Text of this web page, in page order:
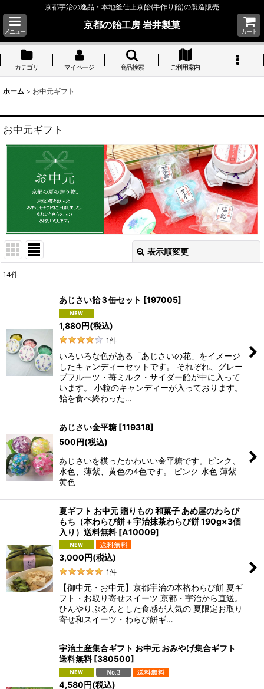
京都宇治の逸品・本地釜仕上京飴(手作り飴)の製造販売
メニュー
京都の飴工房 岩井製菓
カート
カテゴリ マイページ 商品検索 ご利用案内
ホーム > お中元ギフト
お中元ギフト
表示順変更
14件
あじさい飴３缶セット [197005]
1,880円(税込)
1件
いろいろな色がある「あじさいの花」をイメージ
したキャンディーセットです。 それぞれ、グレー
プフルーツ・苺ミルク・サイダー飴が中に入って
います。 小粒のキャンディーが入っております。
飴を食べ終わった…
あじさい金平糖 [119318]
500円(税込)
あじさいを模ったかわいい金平糖です。ピンク、
水色、薄紫、黄色の4色です。 ピンク 水色 薄紫
黄色
夏ギフト お中元 贈りもの 和菓子 あめ屋のわらび
もち（本わらび餅＋宇治抹茶わらび餅 190g×3個
入り）送料無料 [A10009]
3,000円(税込)
1件
【御中元・お中元】京都宇治の本格わらび餅 夏ギ
フト・お取り寄せスイーツ 京都・宇治から直送。
ひんやりぷるんとした食感が人気の 夏限定お取り
寄せ和スイーツ・わらび餅ギ…
宇治土産集合ギフト お中元 おみやげ集合ギフト
送料無料 [380500]
4,580円(税込)